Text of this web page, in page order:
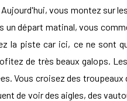
vous montez sur
un départ matinal, vous
la piste car ici, ce ne sont
de très beaux galops.
Vous croisez des
de voir des aigles, des